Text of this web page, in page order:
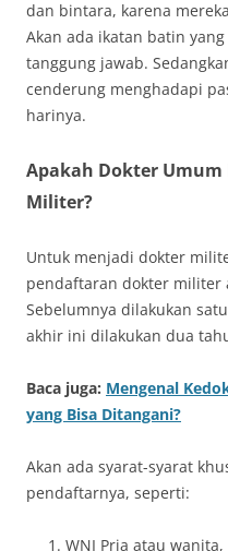
dan bintara, karena
Akan ada ikatan batin
tanggung jawab.
cenderung menghadapi
harinya.
Apakah Dokter
Militer?
Untuk menjadi dokter
pendaftaran dokter militer
Sebelumnya dilakukan
akhir ini dilakukan dua
Baca juga: Mengenal
yang Bisa Ditangani?
Akan ada syarat-syarat
pendaftarnya, seperti:
WNI Pria atau